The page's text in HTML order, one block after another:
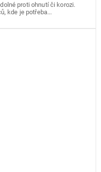
proti ohnutí či korozi.
kde je potřeba...